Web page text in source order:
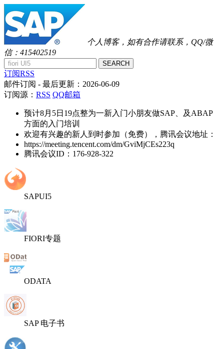
个人博客，如有合作请联系，QQ/微
信：415402519
SEARCH
订阅RSS
邮件订阅 - 最后更新： 2026-06-09
订阅源： RSS QQ邮箱
预计8月5日19点整为一新入门小朋友做SAP、及ABAP
方面的入门培训
欢迎有兴趣的新人到时参加（免费），腾讯会议地址：
https://meeting.tencent.com/dm/GviMjCEs223q
腾讯会议ID：176-928-322
SAPUI5
FIORI专题
ODATA
SAP 电子书